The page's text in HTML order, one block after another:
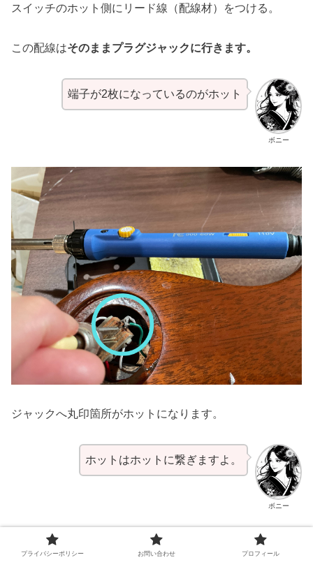
スイッチのホット側にリード線（配線材）をつける。
この配線はそのままプラグジャックに行きます。
ボニー
端子が2枚になっているのがホット
ジャックへ丸印箇所がホットになります。
ボニー
ホットはホットに繋ぎますよ。
プライバシーポリシー お問い合わせ プロフィール